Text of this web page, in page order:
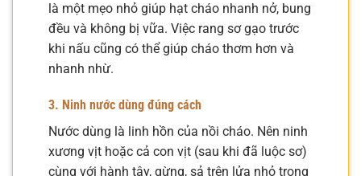
là một mẹo nhỏ giúp hạt cháo nhanh nở, bung
đều và không bị vữa. Việc rang sơ gạo trước
khi nấu cũng có thể giúp cháo thơm hơn và
nhanh nhừ.
3. Ninh nước dùng đúng cách
Nước dùng là linh hồn của nồi cháo. Nên ninh
xương vịt hoặc cả con vịt (sau khi đã luộc sơ)
cùng với hành tây, gừng, sả trên lửa nhỏ trong